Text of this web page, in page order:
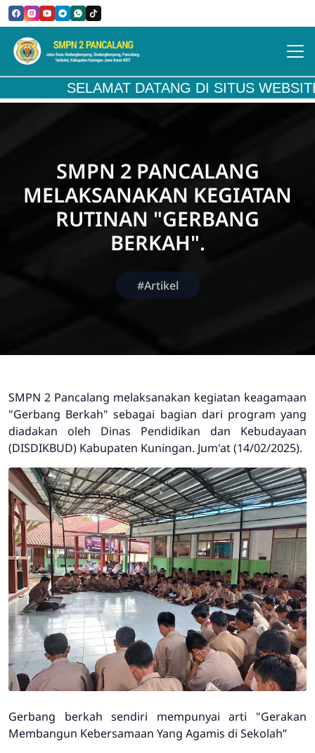
SELAMAT DATANG DI SITUS WEBSITE
SMPN 2 PANCALANG
MELAKSANAKAN KEGIATAN
RUTINAN "GERBANG
BERKAH".
#Artikel
SMPN 2 Pancalang melaksanakan kegiatan keagamaan
"Gerbang Berkah" sebagai bagian dari program yang
diadakan oleh Dinas Pendidikan dan Kebudayaan
(DISDIKBUD) Kabupaten Kuningan. Jum'at (14/02/2025).
Gerbang berkah sendiri mempunyai arti "Gerakan
Membangun Kebersamaan Yang Agamis di Sekolah”